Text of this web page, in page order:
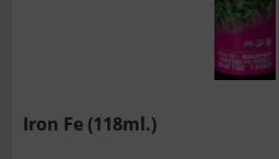
Iron Fe (118ml.)